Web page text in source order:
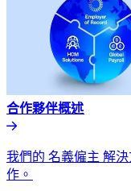
合作夥伴概述​​
我們的 名義僱主 解
作。​​